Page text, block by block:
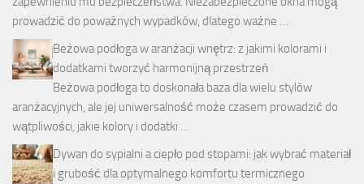
prowadzić do poważnych wypadków, dlatego ważne …
Beżowa podłoga w aranżacji wnętrz: z jakimi kolorami i
dodatkami tworzyć harmonijną przestrzeń
Beżowa podłoga to doskonała baza dla wielu stylów
aranżacyjnych, ale jej uniwersalność może czasem prowadzić do
wątpliwości, jakie kolory i dodatki …
Dywan do sypialni a ciepło pod stopami: jak wybrać materiał
i grubość dla optymalnego komfortu termicznego